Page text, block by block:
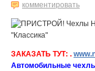
комментировать
ЗАКАЗАТЬ ТУТ: .
Автомобильные